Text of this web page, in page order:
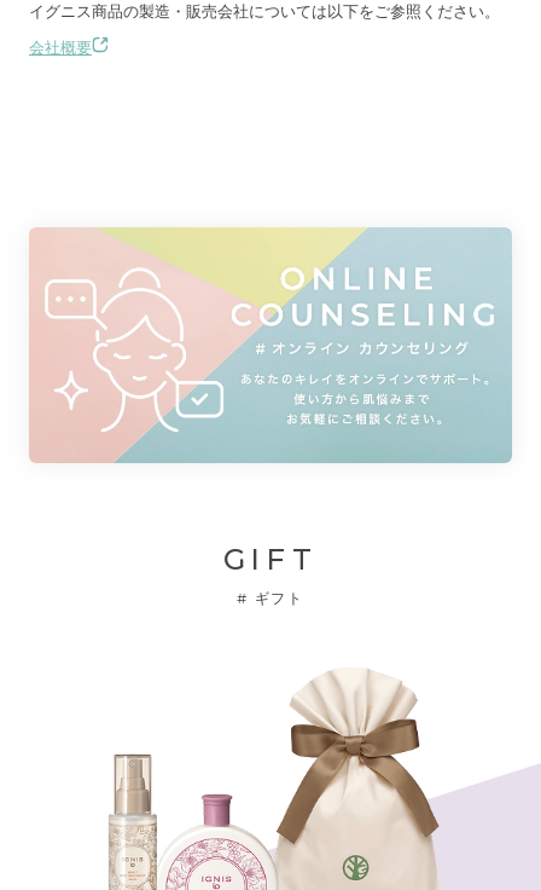
イグニス商品の製造・販売会社については以下をご参照ください。
会社概要
GIFT
# ギフト